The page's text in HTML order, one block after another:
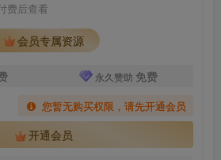
费后查看
会员专属资源
永久赞助 免费
您暂无购买权限，请先开通会员
开通会员